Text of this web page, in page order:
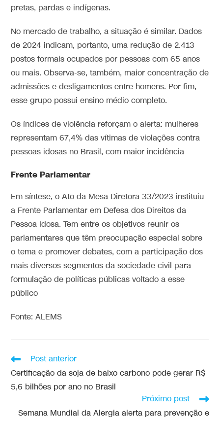
pretas, pardas e indígenas.
No mercado de trabalho, a situação é similar. Dados
de 2024 indicam, portanto, uma redução de 2.413
postos formais ocupados por pessoas com 65 anos
ou mais. Observa-se, também, maior concentração de
admissões e desligamentos entre homens. Por fim,
esse grupo possui ensino médio completo.
Os índices de violência reforçam o alerta: mulheres
representam 67,4% das vítimas de violações contra
pessoas idosas no Brasil, com maior incidência
Frente Parlamentar
Em síntese, o Ato da Mesa Diretora 33/2023 instituiu
a Frente Parlamentar em Defesa dos Direitos da
Pessoa Idosa. Tem entre os objetivos reunir os
parlamentares que têm preocupação especial sobre
o tema e promover debates, com a participação dos
mais diversos segmentos da sociedade civil para
formulação de políticas públicas voltado a esse
público
Fonte: ALEMS
Post anterior
Certificação da soja de baixo carbono pode gerar R$
5,6 bilhões por ano no Brasil
Próximo post
Semana Mundial da Alergia alerta para prevenção e